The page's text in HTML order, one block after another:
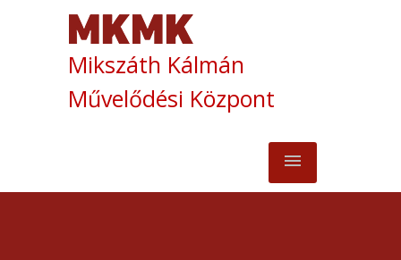
Mikszáth Kálmán
Művelődési Központ